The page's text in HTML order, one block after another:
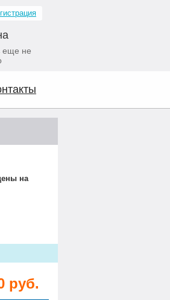
еще не
на
руб.